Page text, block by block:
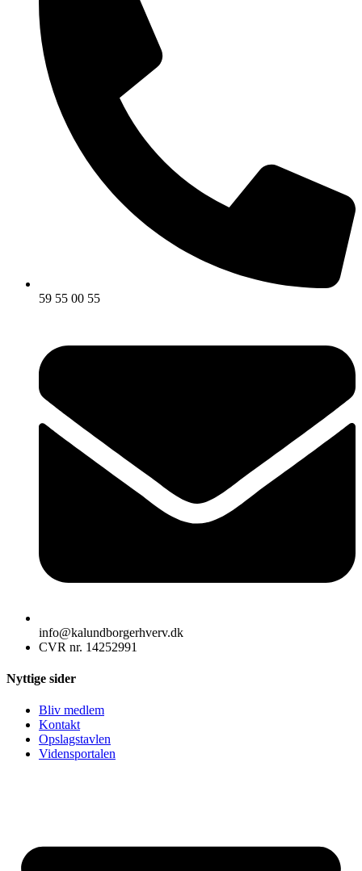
59 55 00 55
info@kalundborgerhverv.dk
CVR nr. 14252991
Nyttige sider
Bliv medlem
Kontakt
Opslagstavlen
Vidensportalen